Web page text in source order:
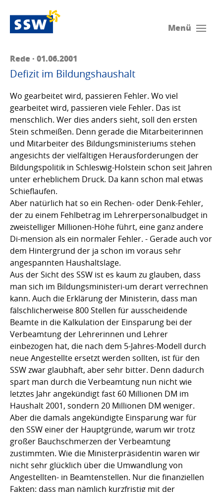
Menü
Rede · 01.06.2001
Defizit im Bildungshaushalt
Wo gearbeitet wird, passieren Fehler. Wo viel
gearbeitet wird, passieren viele Fehler. Das ist
menschlich. Wer dies anders sieht, soll den ersten
Stein schmeißen. Denn gerade die Mitarbeiterinnen
und Mitarbeiter des Bildungsministeriums stehen
angesichts der vielfältigen Herausforderungen der
Bildungspolitik in Schleswig-Holstein schon seit Jahren
unter erheblichem Druck. Da kann schon mal etwas
Schieflaufen.
Aber natürlich hat so ein Rechen- oder Denk-Fehler,
der zu einem Fehlbetrag im Lehrerpersonalbudget in
zweistelliger Millionen-Höhe führt, eine ganz andere
Di-mension als ein normaler Fehler. - Gerade auch vor
dem Hintergrund der ja schon im voraus sehr
angespannten Haushaltslage.
Aus der Sicht des SSW ist es kaum zu glauben, dass
man sich im Bildungsministeri-um derart verrechnen
kann. Auch die Erklärung der Ministerin, dass man
fälschlicherweise 800 Stellen für ausscheidende
Beamte in die Kalkulation der Einsparung bei der
Verbeamtung der Lehrerinnen und Lehrer
einbezogen hat, die nach dem 5-Jahres-Modell durch
neue Angestellte ersetzt werden sollten, ist für den
SSW zwar glaubhaft, aber sehr bitter. Denn dadurch
spart man durch die Verbeamtung nun nicht wie
letztes Jahr angekündigt fast 60 Millionen DM im
Haushalt 2001, sondern 20 Millionen DM weniger.
Aber die damals angekündigte Einsparung war für
den SSW einer der Hauptgründe, warum wir trotz
großer Bauchschmerzen der Verbeamtung
zustimmten. Wie die Ministerpräsidentin waren wir
nicht sehr glücklich über die Umwandlung von
Angestellten- in Beamtenstellen. Nur die finanziellen
Fakten: dass man nämlich kurzfristig mit der